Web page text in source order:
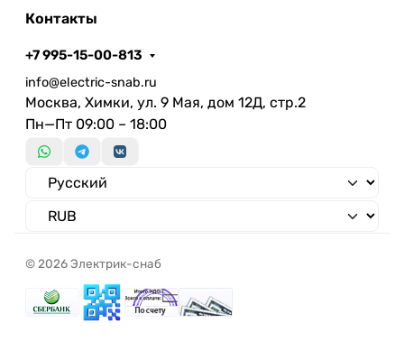
Контакты
+7 995-15-00-813
info@electric-snab.ru
Москва, Химки, ул. 9 Мая, дом 12Д, стр.2
Пн—Пт 09:00 – 18:00
© 2026 Электрик-снаб